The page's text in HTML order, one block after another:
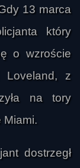
13 marca
który
o wzroście
Loveland, z
na tory
Miami.
dostrzegł